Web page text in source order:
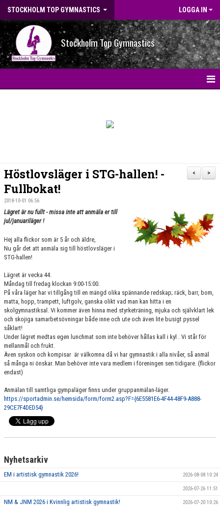
STOCKHOLM TOP GYMNASTICS LOGGA IN
Stockholm Top Gymnastics
OM FÖRENINGEN
FÖRENINGSPRODUKTER
KONTAKT
MÄRKESTAGNING
>
<
Höstlovsläger i STG-hallen! -
Fullbokat!
2018-10-01 06:56
Lägret är nu fullt - missa inte att anmäla er till
jul/januariläger !
Hej alla flickor som är 5 år och äldre,
Nu går det att anmäla sig till höstlovsläger i
STG-hallen!
Lägret är vecka 44.
Måndag till fredag klockan 9:00-15:00.
På våra läger har vi tillgång till en mängd olika spännande redskap; räck, barr, bom,
matta, hopp, trampett, luftgolv, ganska olikt vad man kan hitta i en
skolgymnastiksal. Vi kommer även hinna med styrketräning, mjuka och självklart lek
och skojiga samarbetsövningar både inne och ute och även lite busigt pyssel
såklart!
Under lägret medtas egen lunchmat som inte behöver hållas kall i kyl . Vi står för
mellanmål och frukt.
Även syskon och kompisar är välkomna då vi har gymnastik i alla nivåer, så anmäl
så många ni önskar. Man behöver inte vara medlem i föreningen sen tidigare. (flickor
endast)
Anmälan till samtliga gympaläger finns under gruppanmälan-läger.
https://sportadmin.se/hemsida/form/form2.asp?F={6E5581E6-4F44-48F9-A888-
29CE7F4DED54}
Nyhetsarkiv
EM i artistisk gymnastik 2026! 2026-08-08 10:24
2026-07-26 11:51
NM & JNM 2026 i Kvinnlig artistisk gymnastik! 2026-07-20 10:26